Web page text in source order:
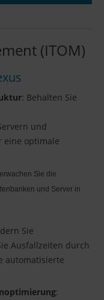
(ITOM)
: Behalten Sie
und
eine optimale
Sie die
und Server in
Sie
Ausfallzeiten durch
automatisierte
: